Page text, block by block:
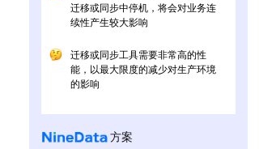
方案
迁移或同步中停机，将会对业务连
续性产生较大影响
迁移或同步工具需要非常高的性
能，以最大限度的减少对生产环境
的影响